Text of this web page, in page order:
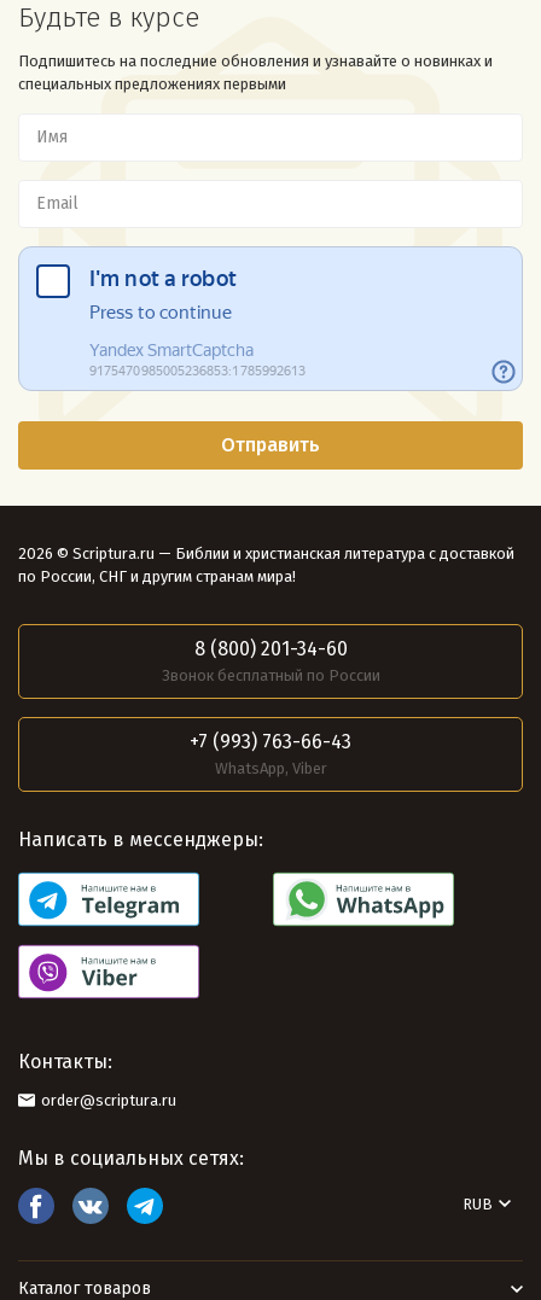
Будьте в курсе
Подпишитесь на последние обновления и узнавайте о новинках и
специальных предложениях первыми
2026 © Scriptura.ru — Библии и христианская литература с доставкой
по России, СНГ и другим странам мира!
8 (800) 201-34-60
Звонок бесплатный по России
+7 (993) 763-66-43
WhatsApp, Viber
Написать в мессенджеры:
Контакты:
order@scriptura.ru
Мы в социальных сетях:
RUB
Каталог товаров